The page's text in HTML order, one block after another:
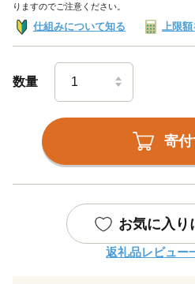
りますのでご注意ください。
仕組みについて知る 上限額
数量
寄
お気に入り
返礼品レビュー